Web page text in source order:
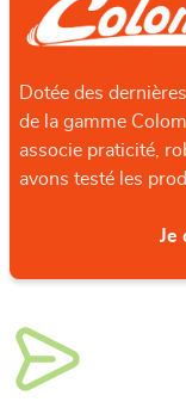
Dotée des
de la gamme
associe praticité,
avons testé les
Je